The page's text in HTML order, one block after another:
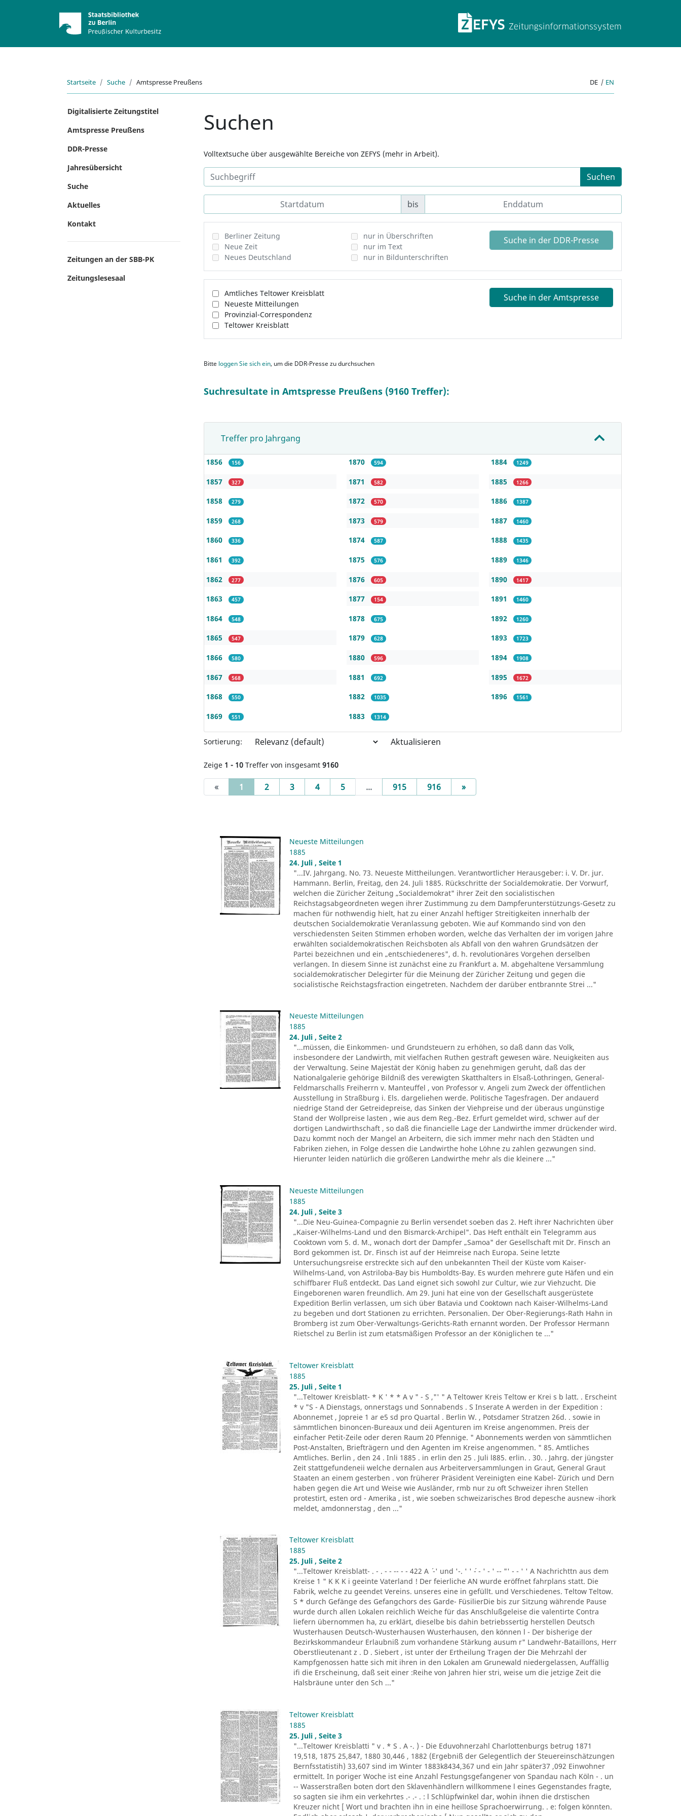
ZEFYS
Startseite Suche Amtspresse Preußens DE | EN
Digitalisierte Zeitungstitel
Amtspresse Preußens
DDR-Presse
Jahresübersicht
Suche
Aktuelles
Kontakt
Zeitungen an der SBB-PK
Zeitungslesesaal
Suchen
Volltextsuche über ausgewählte Bereiche von ZEFYS (mehr in Arbeit).
Suchen
bis
Berliner Zeitung
Neue Zeit
Neues Deutschland
nur in Überschriften
nur im Text
nur in Bildunterschriften
Suche in der DDR-Presse
Amtliches Teltower Kreisblatt
Neueste Mitteilungen
Provinzial-Correspondenz
Teltower Kreisblatt
Suche in der Amtspresse
Bitte loggen Sie sich ein, um die DDR-Presse zu durchsuchen
Suchresultate in Amtspresse Preußens (9160 Treffer):
Treffer pro Jahrgang
1856 156
1857 327
1858 279
1859 268
1860 336
1861 392
1862 277
1863 457
1864 548
1865 547
1866 580
1867 568
1868 550
1869 551
1870 594
1871 582
1872 570
1873 579
1874 587
1875 576
1876 605
1877 154
1878 675
1879 628
1880 596
1881 692
1882 1035
1883 1314
1884 1249
1885 1266
1886 1387
1887 1460
1888 1435
1889 1346
1890 1417
1891 1460
1892 1260
1893 1723
1894 1908
1895 1672
1896 1561
Sortierung: Aktualisieren
Zeige 1 - 10 Treffer von insgesamt 9160
« 1 (current)
2 3 4 5 ... 915 916 »Next
Neueste Mitteilungen
1885
24. Juli , Seite 1
"...IV. Jahrgang. No. 73. Neueste Mittheilungen. Verantwortlicher Herausgeber: i. V. Dr. jur.
Hammann. Berlin, Freitag, den 24. Juli 1885. Rückschritte der Socialdemokratie. Der Vorwurf,
welchen die Züricher Zeitung „Socialdemokrat" ihrer Zeit den socialistischen
Reichstagsabgeordneten wegen ihrer Zustimmung zu dem Dampferunterstützungs-Gesetz zu
machen für nothwendig hielt, hat zu einer Anzahl heftiger Streitigkeiten innerhalb der
deutschen Socialdemokratie Veranlassung geboten. Wie auf Kommando sind von den
verschiedensten Seiten Stimmen erhoben worden, welche das Verhalten der im vorigen Jahre
erwählten socialdemokratischen Reichsboten als Abfall von den wahren Grundsätzen der
Partei bezeichnen und ein „entschiedeneres", d. h. revolutionäres Vorgehen derselben
verlangen. In diesem Sinne ist zunächst eine zu Frankfurt a. M. abgehaltene Versammlung
socialdemokratischer Delegirter für die Meinung der Züricher Zeitung und gegen die
socialistische Reichstagsfraction eingetreten. Nachdem der darüber entbrannte Strei ..."
Neueste Mitteilungen
1885
24. Juli , Seite 2
"...müssen, die Einkommen- und Grundsteuern zu erhöhen, so daß dann das Volk,
insbesondere der Landwirth, mit vielfachen Ruthen gestraft gewesen wäre. Neuigkeiten aus
der Verwaltung. Seine Majestät der König haben zu genehmigen geruht, daß das der
Nationalgalerie gehörige Bildniß des verewigten Skatthalters in Elsaß-Lothringen, General-
Feldmarschalls Freiherrn v. Manteuffel , von Professor v. Angeli zum Zweck der öffentlichen
Ausstellung in Straßburg i. Els. dargeliehen werde. Politische Tagesfragen. Der andauerd
niedrige Stand der Getreidepreise, das Sinken der Viehpreise und der überaus ungünstige
Stand der Wollpreise lasten , wie aus dem Reg.-Bez. Erfurt gemeldet wird, schwer auf der
dortigen Landwirthschaft , so daß die financielle Lage der Landwirthe immer drückender wird.
Dazu kommt noch der Mangel an Arbeitern, die sich immer mehr nach den Städten und
Fabriken ziehen, in Folge dessen die Landwirthe hohe Löhne zu zahlen gezwungen sind.
Hierunter leiden natürlich die größeren Landwirthe mehr als die kleinere ..."
Neueste Mitteilungen
1885
24. Juli , Seite 3
"...Die Neu-Guinea-Compagnie zu Berlin versendet soeben das 2. Heft ihrer Nachrichten über
„Kaiser-Wilhelms-Land und den Bismarck-Archipel". Das Heft enthält ein Telegramm aus
Cooktown vom 5. d. M., wonach dort der Dampfer „Samoa" der Gesellschaft mit Dr. Finsch an
Bord gekommen ist. Dr. Finsch ist auf der Heimreise nach Europa. Seine letzte
Untersuchungsreise erstreckte sich auf den unbekannten Theil der Küste vom Kaiser-
Wilhelms-Land, von Astriloba-Bay bis Humboldts-Bay. Es wurden mehrere gute Häfen und ein
schiffbarer Fluß entdeckt. Das Land eignet sich sowohl zur Cultur, wie zur Viehzucht. Die
Eingeborenen waren freundlich. Am 29. Juni hat eine von der Gesellschaft ausgerüstete
Expedition Berlin verlassen, um sich über Batavia und Cooktown nach Kaiser-Wilhelms-Land
zu begeben und dort Stationen zu errichten. Personalien. Der Ober-Regierungs-Rath Hahn in
Bromberg ist zum Ober-Verwaltungs-Gerichts-Rath ernannt worden. Der Professor Hermann
Rietschel zu Berlin ist zum etatsmäßigen Professor an der Königlichen te ..."
Teltower Kreisblatt
1885
25. Juli , Seite 1
"...Teltower Kreisblatt- * K ' * * A v " - S ,"' " A Teltower Kreis Teltow er Krei s b latt. . Erscheint
* v "S - A Dienstags, onnerstags und Sonnabends . S Inserate A werden in der Expedition :
Abonnemet , Jopreie 1 ar e5 sd pro Quartal . Berlin W. , Potsdamer Stratzen 26d. . sowie in
sämmtlichen binoncen-Bureaux und deii Agenturen im Kreise angenommen. Preis der
einfacher Petit-Zeile oder deren Raum 20 Pfennige. " Abonnements werden von sämmtlichen
Post-Anstalten, Briefträgern und den Agenten im Kreise angenommen. " 85. Amtliches
Amtliches. Berlin , den 24 . Inli 1885 . in erlin den 25 . Juli l885. erlin. . 30. . Jahrg. der jüngster
Zeit stattgefundeneii welche dernalen aus Arbeiterversammlungen in Graut, General Graut
Staaten an einem gesterben . von früherer Präsident Vereinigten eine Kabel- Zürich und Dern
haben gegen die Art und Weise wie Ausländer, rmb nur zu oft Schweizer ihren Stellen
protestirt, esten ord - Amerika , ist , wie soeben schweizarisches Brod depesche ausnew -ihork
meldet, amdonnerstag , den ..."
Teltower Kreisblatt
1885
25. Juli , Seite 2
"...Teltower Kreisblatt- . - . - - -- - - 422 A ´ -' und '-. ' ' ´- - ' - ' -- "' - - ' ' A Nachrichttn aus dem
Kreise 1 " K K K i geeinte Vaterland ! Der feierliche AN wurde eröffnet fahrplans statt. Die
Fabrik, welche zu geendet Vereins. unseres eine in gefüllt. und Verschiedenes. Teltow Teltow.
S * durch Gefänge des Gefangchors des Garde- FüsilierDie bis zur Sitzung währende Pause
wurde durch allen Lokalen reichlich Weiche für das Anschlußgeleise die valentirte Contra
liefern übernommen ha, zu erklärt, dieselbe bis dahin betriebssertig herstellen Deutsch
Wusterhausen Deutsch-Wusterhausen Wusterhausen, den können l - Der bisherige der
Bezirkskommandeur Erlaubniß zum vorhandene Stärkung ausum r" Landwehr-Bataillons, Herr
Oberstlieutenant z . D . Siebert , ist unter der Ertheilung Tragen der Die Mehrzahl der
Kampfgenossen hatte sich mit ihren in den Lokalen am Grunewald niedergelassen, Auffällig
ifi die Erscheinung, daß seit einer :Reihe von Jahren hier stri, weise um die jetzige Zeit die
Halsbräune unter den Sch ..."
Teltower Kreisblatt
1885
25. Juli , Seite 3
"...Teltower Kreisblatti " v . * S . A -. ) - Die Eduvohnerzahl Charlottenburgs betrug 1871
19,518, 1875 25,847, 1880 30,446 , 1882 (Ergebniß der Gelegentlich der Steuereinschätzungen
Bernfsstatistih) 33,607 sind im Winter 1883k8434,367 und ein Jahr später37 ,092 Einwohner
ermittelt. In poriger Woche ist eine Anzahl Festungsgefangener von Spandau nach Köln - . un
-- Wasserstraßen boten dort den Sklavenhändlern willkommene l eines Gegenstandes fragte,
so sagten sie ihm ein verkehrtes .- .- . : l Schlüpfwinkel dar, wohin ihnen die drstischen
Kreuzer nicht [ Wort und brachten ihn in eine heillose Sprachoerwirrung. . e: folgen könnten.